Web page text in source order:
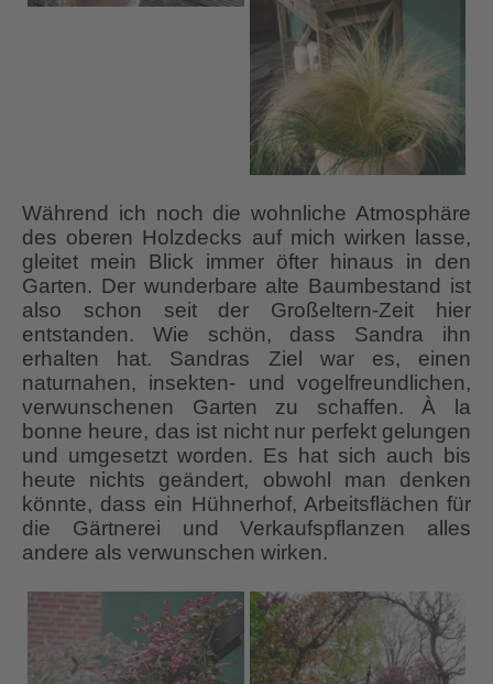
Während ich noch die wohnliche Atmosphäre
des oberen Holzdecks auf mich wirken lasse,
gleitet mein Blick immer öfter hinaus in den
Garten. Der wunderbare alte Baumbestand ist
also schon seit der Großeltern-Zeit hier
entstanden. Wie schön, dass Sandra ihn
erhalten hat. Sandras Ziel war es, einen
naturnahen, insekten- und vogelfreundlichen,
verwunschenen Garten zu schaffen. À la
bonne heure, das ist nicht nur perfekt gelungen
und umgesetzt worden. Es hat sich auch bis
heute nichts geändert, obwohl man denken
könnte, dass ein Hühnerhof, Arbeitsflächen für
die Gärtnerei und Verkaufspflanzen alles
andere als verwunschen wirken.